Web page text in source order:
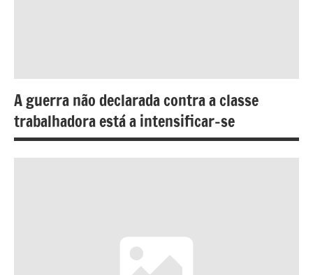
A guerra não declarada contra a classe
trabalhadora está a intensificar-se